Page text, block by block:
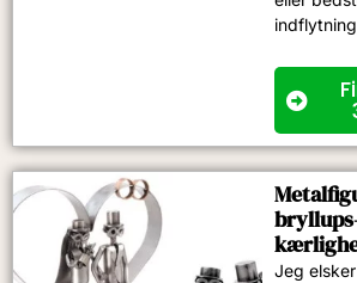
Jeg